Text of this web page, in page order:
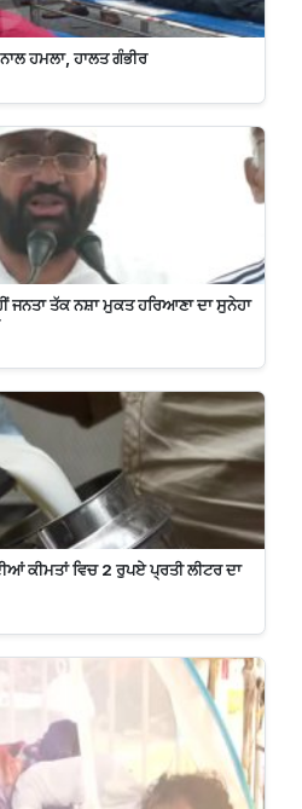
ਹਮਲਾ, ਹਾਲਤ ਗੰਭੀਰ
ਜਨਤਾ ਤੱਕ ਨਸ਼ਾ ਮੁਕਤ ਹਰਿਆਣਾ ਦਾ ਸੁਨੇਹਾ
ਕੀਮਤਾਂ ਵਿਚ 2 ਰੁਪਏ ਪ੍ਰਤੀ ਲੀਟਰ ਦਾ